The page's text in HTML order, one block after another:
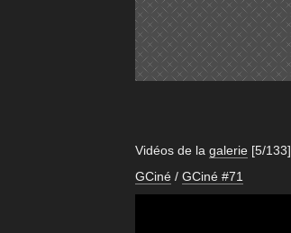
Vidéos de la galerie [5/133]
GCiné / GCiné #71